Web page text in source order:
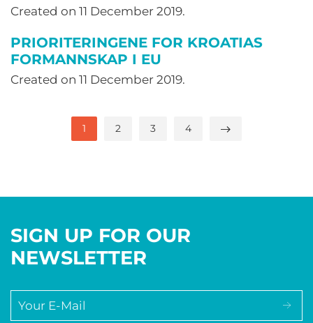
Created on 11 December 2019.
PRIORITERINGENE FOR KROATIAS
FORMANNSKAP I EU
Created on 11 December 2019.
1 2 3 4
SIGN UP FOR OUR
NEWSLETTER